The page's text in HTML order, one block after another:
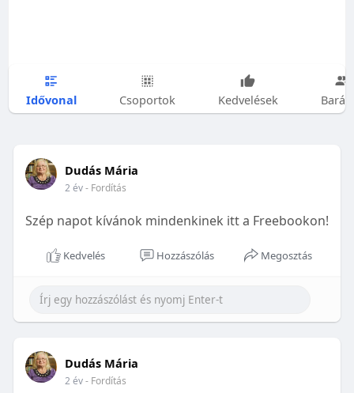
Idővonal Csoportok Kedvelések
Dudás Mária
2 év- Fordítás
Szép napot kívánok mindenkinek itt a Freebookon!
Kedvelés Hozzászólás Megosztás
Dudás Mária
2 év- Fordítás